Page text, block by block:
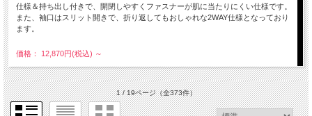
仕様＆持ち出し付きで、開閉しやすくファスナーが肌に当たりにくい仕様です。
また、袖口はスリット開きで、折り返してもおしゃれな2WAY仕様となっており
ます。
価格： 12,870円(税込) ～
1 / 19ページ（全373件）